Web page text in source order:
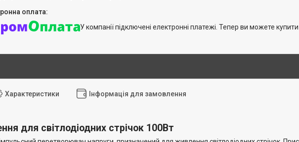
У компанії підключені електронні платежі. Тепер ви можете
Характеристики Інформація для замовлення
для світлодіодних стрічок 100Вт